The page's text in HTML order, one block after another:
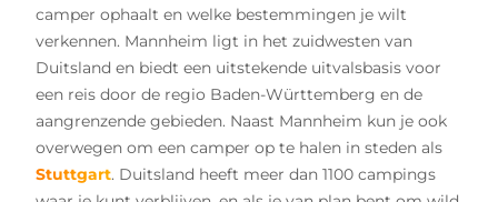
camper ophaalt en welke bestemmingen je wilt
verkennen. Mannheim ligt in het zuidwesten van
Duitsland en biedt een uitstekende uitvalsbasis voor
een reis door de regio Baden-Württemberg en de
aangrenzende gebieden. Naast Mannheim kun je ook
overwegen om een camper op te halen in steden als
Stuttgart. Duitsland heeft meer dan 1100 campings